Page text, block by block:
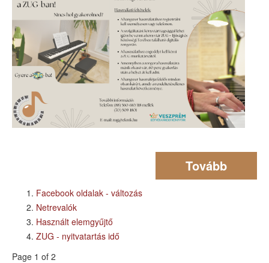
Tovább
Facebook oldalak - változás
Netrevalók
Használt elemgyűjtő
ZUG - nyitvatartás idő
Page 1 of 2